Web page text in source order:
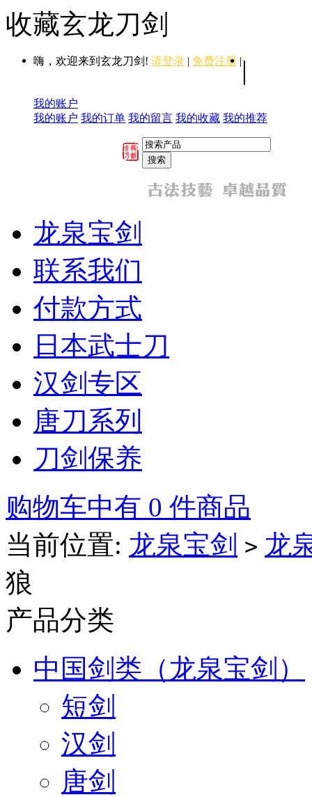
收藏玄龙刀剑
嗨，欢迎来到玄龙刀剑! 请登录 | 免费注册 | |
我的账户
我的账户 我的订单 我的留言 我的收藏 我的推荐
龙泉宝剑
联系我们
付款方式
日本武士刀
汉剑专区
唐刀系列
刀剑保养
购物车中有 0 件商品
当前位置: 龙泉宝剑 > 龙
狼
产品分类
中国剑类（龙泉宝剑）
短剑
汉剑
唐剑